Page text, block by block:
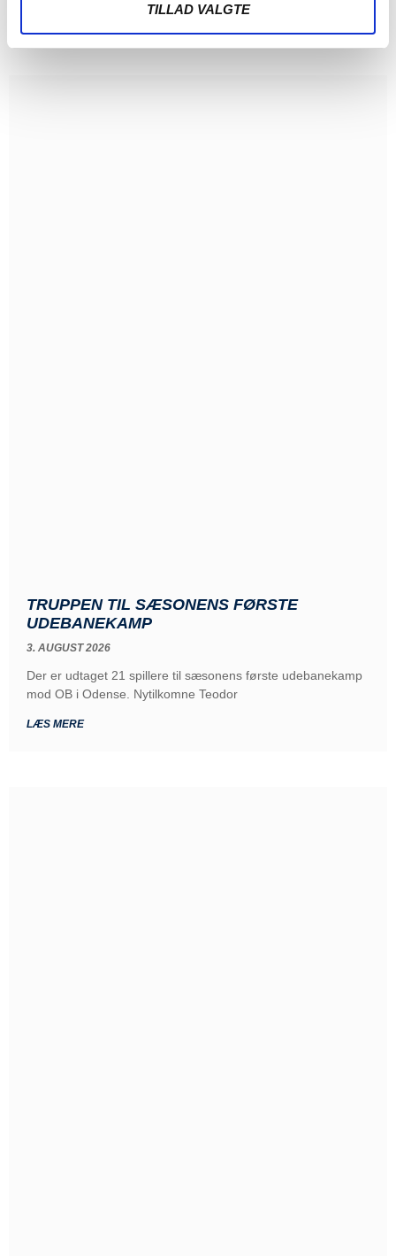
TILLAD VALGTE
TRUPPEN TIL SÆSONENS FØRSTE
UDEBANEKAMP
3. AUGUST 2026
Der er udtaget 21 spillere til sæsonens første udebanekamp
mod OB i Odense. Nytilkomne Teodor
LÆS MERE